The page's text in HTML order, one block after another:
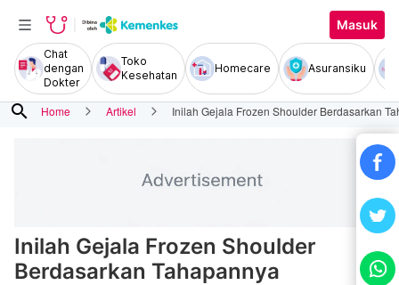
Masuk
Chat
dengan
Dokter
Toko
Kesehatan
Homecare Asuransiku
search Home Artikel Inilah Gejala Frozen Shoulder Berdasarkan
Inilah Gejala Frozen Shoulder
Berdasarkan Tahapannya